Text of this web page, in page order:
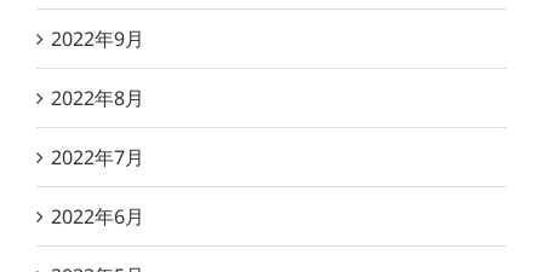
2022年9月
2022年8月
2022年7月
2022年6月